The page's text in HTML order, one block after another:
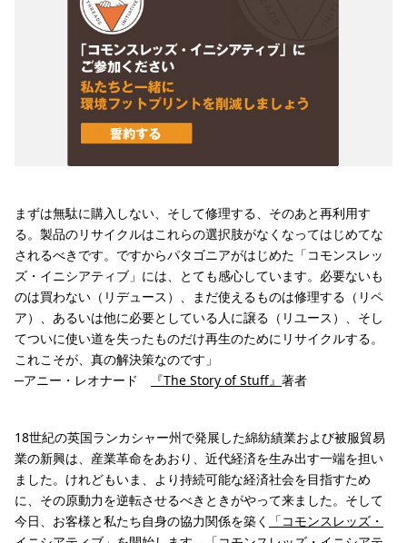
まずは無駄に購入しない、そして修理する、そのあと再利用す
る。製品のリサイクルはこれらの選択肢がなくなってはじめてな
されるべきです。ですからパタゴニアがはじめた「コモンスレッ
ズ・イニシアティブ」には、とても感心しています。必要ないも
のは買わない（リデュース）、まだ使えるものは修理する（リペ
ア）、あるいは他に必要としている人に譲る（リユース）、そし
てついに使い道を失ったものだけ再生のためにリサイクルする。
これこそが、真の解決策なのです」
─アニー・レオナード
『The Story of Stuff』 著者
18世紀の英国ランカシャー州で発展した綿紡績業および被服貿易
業の新興は、産業革命をあおり、近代経済を生み出す一端を担い
ました。けれどもいま、より持続可能な経済社会を目指すため
に、その原動力を逆転させるべきときがやって来ました。そして
今日、お客様と私たち自身の協力関係を築く
「コモンスレッズ・